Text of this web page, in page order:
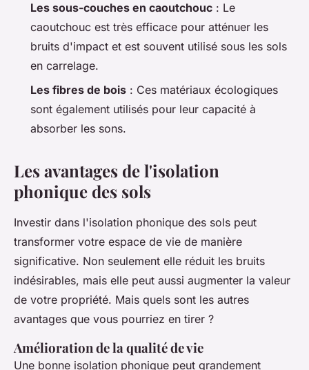
Les sous-couches en caoutchouc : Le
caoutchouc est très efficace pour atténuer les
bruits d'impact et est souvent utilisé sous les sols
en carrelage.
Les fibres de bois : Ces matériaux écologiques
sont également utilisés pour leur capacité à
absorber les sons.
Les avantages de l'isolation
phonique des sols
Investir dans l'isolation phonique des sols peut
transformer votre espace de vie de manière
significative. Non seulement elle réduit les bruits
indésirables, mais elle peut aussi augmenter la valeur
de votre propriété. Mais quels sont les autres
avantages que vous pourriez en tirer ?
Amélioration de la qualité de vie
Une bonne isolation phonique peut grandement